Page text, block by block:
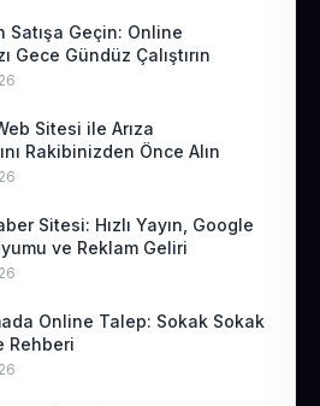
Satışa Geçin: Online
Gece Gündüz Çalıştırın
Sitesi ile Arıza
Rakibinizden Önce Alın
Sitesi: Hızlı Yayın, Google
ve Reklam Geliri
Online Talep: Sokak Sokak
Rehberi